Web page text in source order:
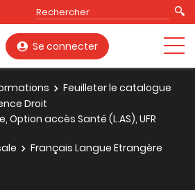
Se connecter
Feuilleter le catalogue
Droit
Option accès Santé (L.AS), UFR
Français Langue Etrangère